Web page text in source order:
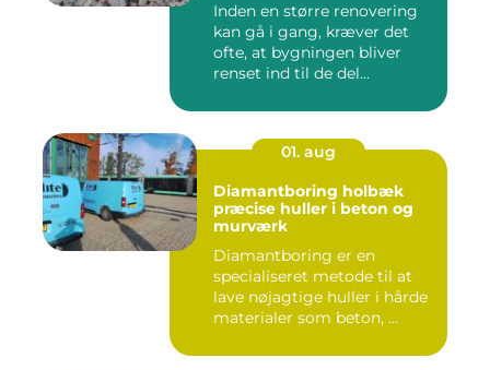
Inden en større renovering
kan gå i gang, kræver det
ofte, at bygningen bliver
renset ind til de del...
01. aug
Diamantboring holbæk
præcise huller i beton og
murværk
Diamantboring er en
specialiseret metode til at
lave nøjagtige huller i hårde
materialer som beton, ...